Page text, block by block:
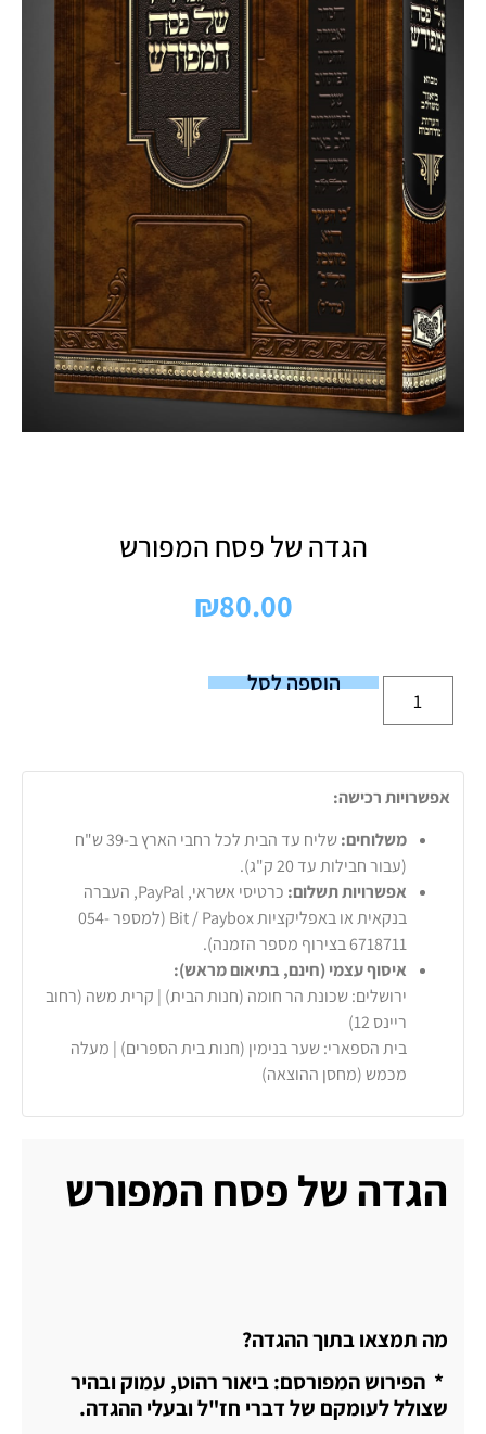
הגדה של פסח המפורש
₪80.00
הוספה לסל
אפשרויות רכישה:
משלוחים:
שליח עד הבית לכל רחבי הארץ ב-39 ש"ח
(עבור חבילות עד 20 ק"ג).
אפשרויות תשלום:
כרטיסי אשראי, PayPal, העברה
בנקאית או באפליקציות Bit / Paybox (למספר 054-
6718711 בצירוף מספר הזמנה).
איסוף עצמי (חינם, בתיאום מראש):
ירושלים: שכונת הר חומה (חנות הבית) | קרית משה (רחוב
ריינס 12)
בית הספארי: שער בנימין (חנות בית הספרים) | מעלה
מכמש (מחסן ההוצאה)
הגדה של פסח המפורש
מה תמצאו בתוך ההגדה?
* הפירוש המפורסם: ביאור רהוט, עמוק ובהיר
שצולל לעומקם של דברי חז"ל ובעלי ההגדה.